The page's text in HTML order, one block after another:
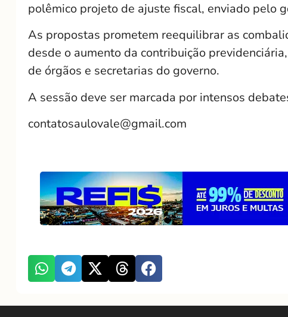
polêmico projeto de ajuste fiscal, enviado pelo
As propostas prometem reequilibrar as
desde o aumento da contribuição
de órgãos e secretarias do governo.
A sessão deve ser marcada por intensos
contatosaulovale@gmail.com